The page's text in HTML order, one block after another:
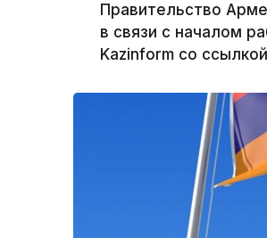
Правительство
в связи с началом
Kazinform со